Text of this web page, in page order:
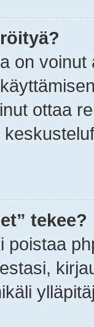
on
ottaa
tekee?
poistaa